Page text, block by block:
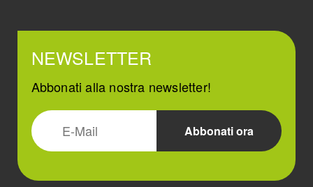
NEWSLETTER
Abbonati alla nostra newsletter!